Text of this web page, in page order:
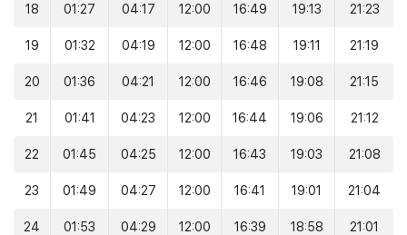
18 01:27 04:17 12:00 16:49 19:13 21:23
19 01:32 04:19 12:00 16:48 19:11 21:19
20 01:36 04:21 12:00 16:46 19:08 21:15
21 01:41 04:23 12:00 16:44 19:06 21:12
22 01:45 04:25 12:00 16:43 19:03 21:08
23 01:49 04:27 12:00 16:41 19:01 21:04
24 01:53 04:29 12:00 16:39 18:58 21:01